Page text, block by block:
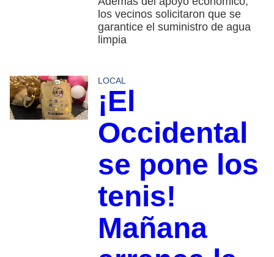
los vecinos solicitaron que se
garantice el suministro de agua
limpia
LOCAL
¡El
Occidental
se pone los
tenis!
Mañana